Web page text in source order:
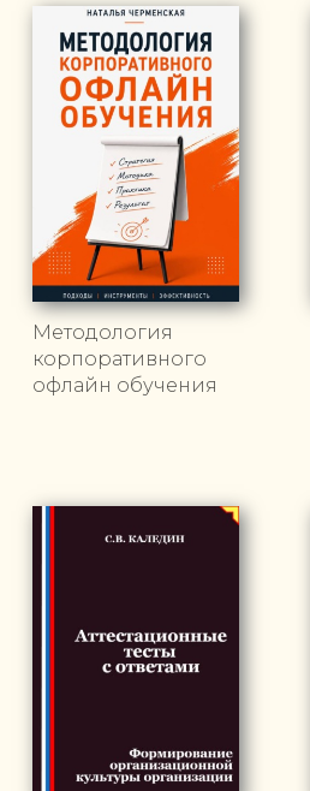
Методология
корпоративного
офлайн обучения